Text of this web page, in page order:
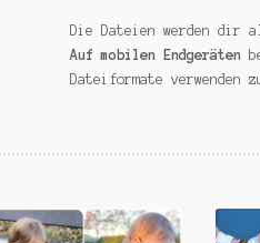
Die Dateien werden dir
Auf mobilen Endgeräten
Dateiformate verwenden